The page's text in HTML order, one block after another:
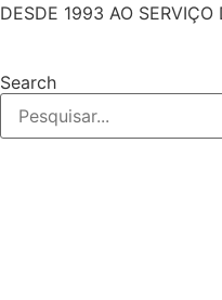
Pular
conteúdo
DESDE 1993 AO
Search